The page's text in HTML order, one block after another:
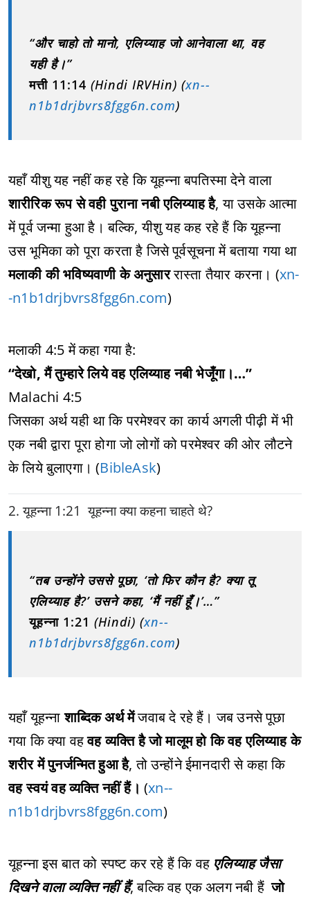
“और चाहो तो मानो, एलिय्याह जो आनेवाला था, वह
यही है।”
मत्ती 11:14 (Hindi IRVHin) (xn--
n1b1drjbvrs8fgg6n.com)
यहाँ यीशु यह नहीं कह रहे कि यूहन्ना बपतिस्मा देने वाला
शारीरिक रूप से वही पुराना नबी एलिय्याह है, या उसके आत्मा
में पूर्व जन्मा हुआ है। बल्कि, यीशु यह कह रहे हैं कि यूहन्ना
उस भूमिका को पूरा करता है जिसे पूर्वसूचना में बताया गया था
मलाकी की भविष्यवाणी के अनुसाररास्ता तैयार करना। (xn-
-n1b1drjbvrs8fgg6n.com)
मलाकी 4:5 में कहा गया है:
“देखो, मैं तुम्हारे लिये वह एलिय्याह नबी भेजूँगा।…”
Malachi 4:5
जिसका अर्थ यही था कि परमेश्वर का कार्य अगली पीढ़ी में भी
एक नबी द्वारा पूरा होगा जो लोगों को परमेश्वर की ओर लौटने
के लिये बुलाएगा। (BibleAsk)
2. यूहन्ना 1:21 यूहन्ना क्या कहना चाहते थे?
“तब उन्होंने उससे पूछा, ‘तो फिर कौन है? क्या तू
एलिय्याह है?’ उसने कहा, ‘मैं नहीं हूँ।’…”
यूहन्ना 1:21 (Hindi) (xn--
n1b1drjbvrs8fgg6n.com)
यहाँ यूहन्नाशाब्दिक अर्थ मेंजवाब दे रहे हैं। जब उनसे पूछा
गया कि क्या वहवह व्यक्ति है जो मालूम हो कि वह एलिय्याह के
शरीर में पुनर्जन्मित हुआ है, तो उन्होंने ईमानदारी से कहा कि
वह स्वयं वह व्यक्ति नहीं हैं। (xn--
n1b1drjbvrs8fgg6n.com)
यूहन्ना इस बात को स्पष्ट कर रहे हैं कि वह एलिय्याह जैसा
दिखने वाला व्यक्ति नहीं हैं, बल्कि वह एक अलग नबी हैंजो